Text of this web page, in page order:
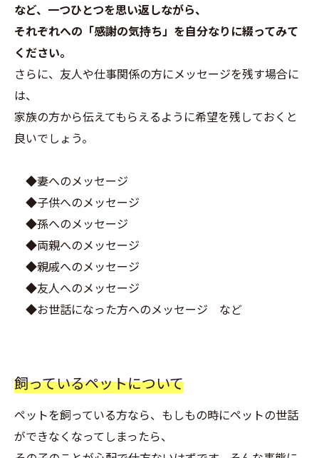
など、一つひとつを思い返しながら、
それぞれへの「感謝の気持ち」を自分なりに綴ってみて
ください。
さらに、友人や仕事関係の方にメッセージを残す場合に
は、
家族の方から伝えてもらえるように希望を残しておくと
良いでしょう。
◆妻へのメッセージ
◆子供へのメッセージ
◆孫へのメッセージ
◆両親へのメッセージ
◆親戚へのメッセージ
◆友人へのメッセージ
◆お世話になった方へのメッセージ など
飼っているペットについて
ペットを飼っている方なら、もしもの時にペットの世話
ができなくなってしまったら、